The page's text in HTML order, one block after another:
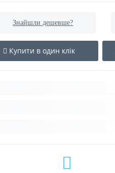
Знайшли дешевше?
Купити в один клік